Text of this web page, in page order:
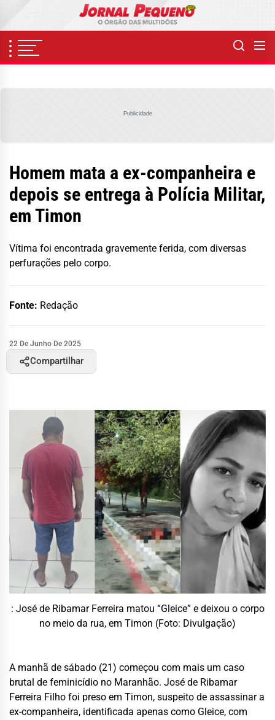
content
Publicidade
Homem mata a ex-companheira e
depois se entrega à Polícia Militar,
em Timon
Vítima foi encontrada gravemente ferida, com diversas
perfurações pelo corpo.
Fonte: Redação
22 De Junho De 2025
Compartilhar
: José de Ribamar Ferreira matou “Gleice” e deixou o corpo
no meio da rua, em Timon (Foto: Divulgação)
A manhã de sábado (21) começou com mais um caso
brutal de feminicídio no Maranhão. José de Ribamar
Ferreira Filho foi preso em Timon, suspeito de assassinar a
ex-companheira, identificada apenas como Gleice, com